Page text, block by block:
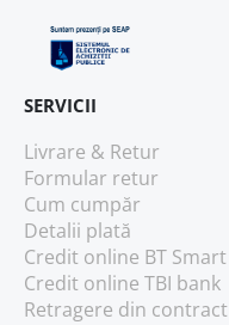
SERVICII
Livrare & Retur
Formular retur
Cum cumpăr
Detalii plată
Credit online BT Smart
Credit online TBI bank
Retragere din contract